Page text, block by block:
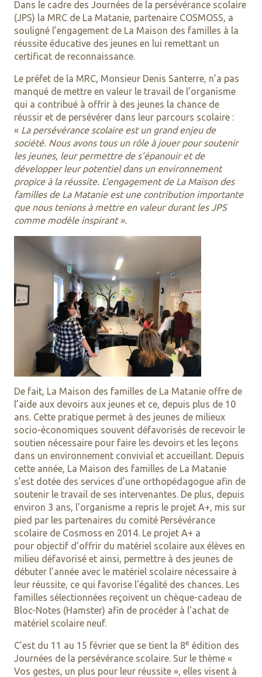
Dans le cadre des Journées de la persévérance scolaire
(JPS) la MRC de La Matanie, partenaire COSMOSS, a
souligné l’engagement de La Maison des familles à la
réussite éducative des jeunes en lui remettant un
certificat de reconnaissance.
Le préfet de la MRC, Monsieur Denis Santerre, n’a pas
manqué de mettre en valeur le travail de l’organisme
qui a contribué à offrir à des jeunes la chance de
réussir et de persévérer dans leur parcours scolaire :
« La persévérance scolaire est un grand enjeu de
société. Nous avons tous un rôle à jouer pour soutenir
les jeunes, leur permettre de s’épanouir et de
développer leur potentiel dans un environnement
propice à la réussite. L’engagement de La Maison des
familles de La Matanie est une contribution importante
que nous tenions à mettre en valeur durant les JPS
comme modèle inspirant ».
De fait, La Maison des familles de La Matanie offre de
l’aide aux devoirs aux jeunes et ce, depuis plus de 10
ans. Cette pratique permet à des jeunes de milieux
socio-économiques souvent défavorisés de recevoir le
soutien nécessaire pour faire les devoirs et les leçons
dans un environnement convivial et accueillant. Depuis
cette année, La Maison des familles de La Matanie
s’est dotée des services d’une orthopédagogue afin de
soutenir le travail de ses intervenantes. De plus, depuis
environ 3 ans, l'organisme a repris le projet A+, mis sur
pied par les partenaires du comité Persévérance
scolaire de Cosmoss en 2014. Le projet A+ a
pour objectif d’offrir du matériel scolaire aux élèves en
milieu défavorisé et ainsi, permettre à des jeunes de
débuter l’année avec le matériel scolaire nécessaire à
leur réussite, ce qui favorise l'égalité des chances. Les
familles sélectionnées reçoivent un chèque-cadeau de
Bloc-Notes (Hamster) afin de procéder à l'achat de
matériel scolaire neuf.
C’est du 11 au 15 février que se tient la 8e édition des
Journées de la persévérance scolaire. Sur le thème «
Vos gestes, un plus pour leur réussite », elles visent à